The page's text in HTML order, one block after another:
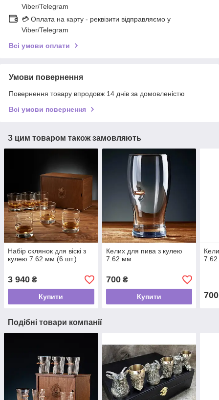
Viber/Telegram
💳 Оплата на карту - реквізити відправляємо у
Viber/Telegram
Всі умови оплати
Умови повернення
Повернення товару впродовж 14 днів за домовленістю
Всі умови повернення
З цим товаром також замовляють
Набір склянок для віскі з
кулею 7.62 мм (6 шт.)
3 940 ₴
Купити
Келих для пива з кулею
7.62 мм
700₴
Купити 700
Подібні товари компанії